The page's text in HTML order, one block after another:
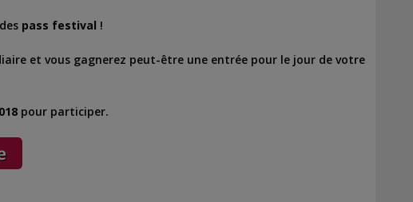
pass festival !
et vous gagnerez peut-être une entrée pour le jour de votre
pour participer.